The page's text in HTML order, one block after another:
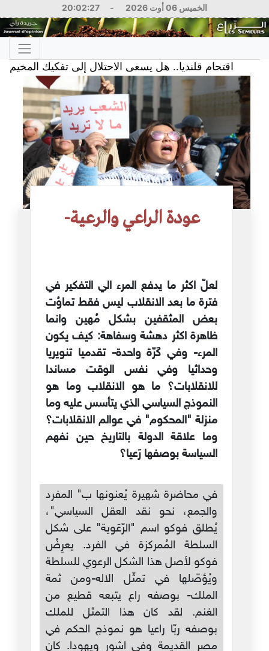
الخميس 06 أوت 2026 -
20:02:27
اقتحام قلنديا.. هل يسعى الاحتلال إلى تفكيك المخيم؟
عودة الراعي والرعية-
لعلّ اكثر ما يدفع المرء الي التفكير في
فترة ما بعد الانقلاب ليس فقط تماوُت
بعض المثقفين بشكل مُهين وانما
ظاهرة اكثر دهشة وسفاهة: كيف يكون
المرء- وفي كَرّة واحدة- تقدميا تنويريا
وحداثيا وفي نفس الوقت مساندا
للانقلابات؟ ما هو الانقلاب وما هو
النموذج السياسي الذي يتأسس عليه وما
منزلة "المحكوم" في عوالم الانقلابات؟
وما علاقة الدولة بالتاريخ حين نفهم
السياسة بوصفها رَعيا؟
في محاضرة شهيرة يُعنونها ب" المفرد
والجمع، نحو نقد العقل السياسي"،
يُطلق فوكو اسم "الرّعَوية" على شكل
السلطة المُمركزة في الفرد. يعرِضُ
فوكو لأصل هذا الشكل الرعوي للسلطة
ويُؤصّلها في تمثّل الاله-ومن ثمة
الملك- بوصفه راع يتبعه قطيع من
الغنم. لقد كان هذا التمثل للملك
بوصفه ربّا راعيا هو نموذج الحكم في
مصر القديمة وفي اشور ويهودا. كان